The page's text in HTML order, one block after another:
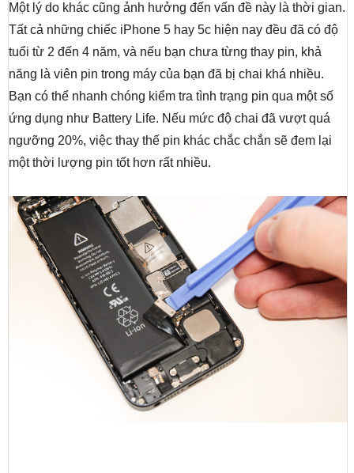
Một lý do khác cũng ảnh hưởng đến vấn đề này là thời gian.
Tất cả những chiếc iPhone 5 hay 5c hiện nay đều đã có độ
tuổi từ 2 đến 4 năm, và nếu bạn chưa từng thay pin, khả
năng là viên pin trong máy của bạn đã bị chai khá nhiều.
Bạn có thể nhanh chóng kiểm tra tình trạng pin qua một số
ứng dụng như Battery Life. Nếu mức độ chai đã vượt quá
ngưỡng 20%, việc thay thế pin khác chắc chắn sẽ đem lại
một thời lượng pin tốt hơn rất nhiều.